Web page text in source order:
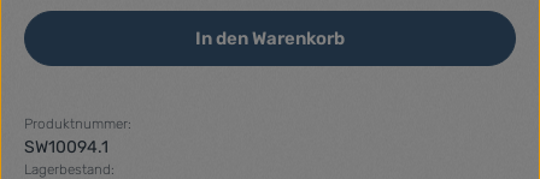
In den Warenkorb
Produktnummer:
SW10094.1
Lagerbestand: